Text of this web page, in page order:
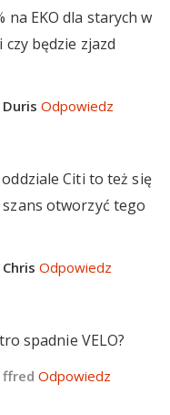
na EKO dla starych w
czy będzie zjazd
Duris Odpowiedz
Citi to też się
szans otworzyć tego
Chris Odpowiedz
spadnie VELO?
ffred Odpowiedz